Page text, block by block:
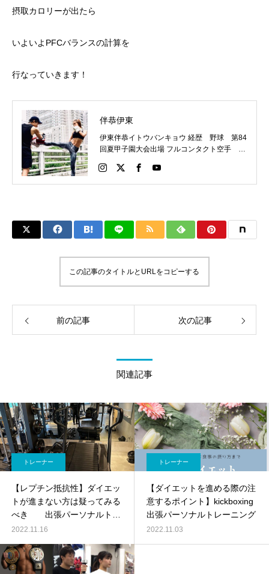
摂取カロリーが出たら
いよいよPFCバランスの計算を
行なっていきます！
伴恭伊東
伊東伴恭イトウバンキョウ 経歴 野球 第84
回夏甲子園大会出場 フルコンタクト空手 日
パーライト級新人王 FOKウェルター級王者
WMCライト級日本王者 トレーニング依頼は
この記事のタイトルとURLをコピーする
前の記事 次の記事
関連記事
トレーナー
【レプチン抵抗性】ダイエッ
トが進まない方は疑ってみる
べき 出張パーソナルトレ
ーニング
2022.11.16
トレーナー
【ダイエットを進める際の注
意するポイント】kickboxing
出張パーソナルトレーニング
2022.11.03